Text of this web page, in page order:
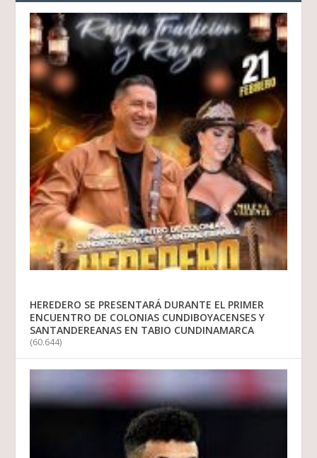
HEREDERO SE PRESENTARÁ DURANTE EL PRIMER
ENCUENTRO DE COLONIAS CUNDIBOYACENSES Y
SANTANDEREANAS EN TABIO CUNDINAMARCA
(60.644)